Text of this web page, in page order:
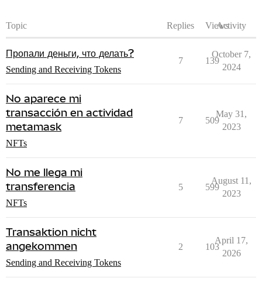
Topic Replies ViewsActivity
Пропали деньги, что делать?
Sending and Receiving Tokens
7 139
October 7,
2024
No aparece mi
transacción en actividad
metamask
NFTs
7 509
May 31,
2023
No me llega mi
transferencia
NFTs
5 599
August 11,
2023
Transaktion nicht
angekommen
Sending and Receiving Tokens
2 103
April 17,
2026